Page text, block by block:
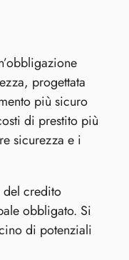
progettata
più sicuro
di prestito più
sicurezza e i
del credito
obbligato. Si
di potenziali